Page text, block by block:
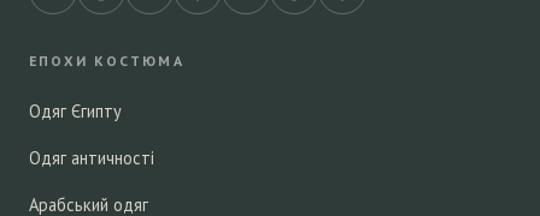
ЕПОХИ КОСТЮМА
Одяг Єгипту
Одяг античності
Арабський одяг